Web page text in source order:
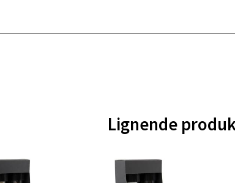
Lignende
Stavanger og Sandnes - Thon
Levanger - Magneten